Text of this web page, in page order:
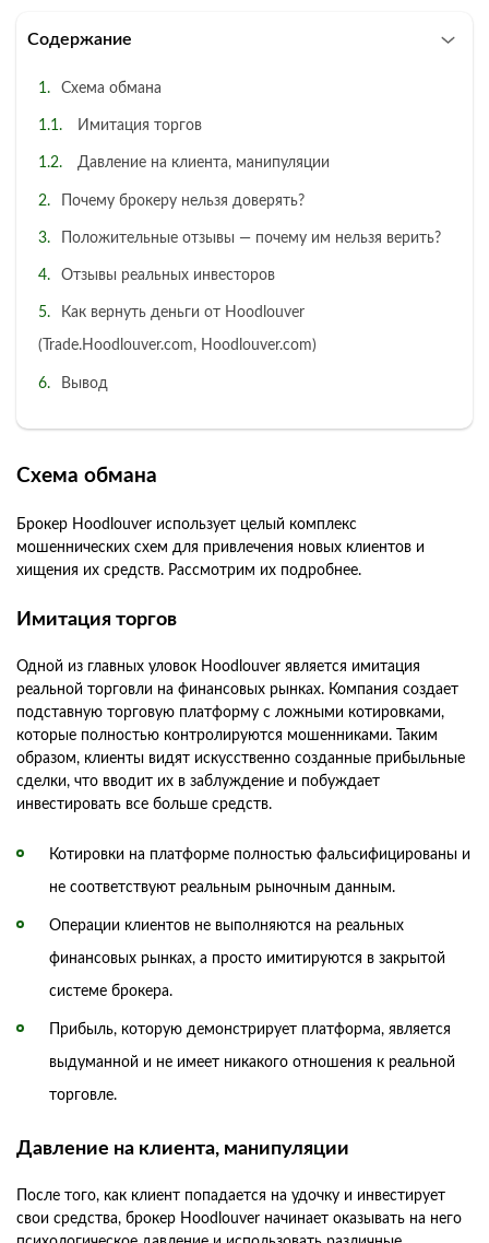
Содержание
Схема обмана
Имитация торгов
Давление на клиента, манипуляции
Почему брокеру нельзя доверять?
Положительные отзывы — почему им нельзя верить?
Отзывы реальных инвесторов
Как вернуть деньги от Hoodlouver
(Trade.Hoodlouver.com, Hoodlouver.com)
Вывод
Схема обмана
Брокер Hoodlouver использует целый комплекс
мошеннических схем для привлечения новых клиентов и
хищения их средств. Рассмотрим их подробнее.
Имитация торгов
Одной из главных уловок Hoodlouver является имитация
реальной торговли на финансовых рынках. Компания создает
подставную торговую платформу с ложными котировками,
которые полностью контролируются мошенниками. Таким
образом, клиенты видят искусственно созданные прибыльные
сделки, что вводит их в заблуждение и побуждает
инвестировать все больше средств.
Котировки на платформе полностью фальсифицированы и
не соответствуют реальным рыночным данным.
Операции клиентов не выполняются на реальных
финансовых рынках, а просто имитируются в закрытой
системе брокера.
Прибыль, которую демонстрирует платформа, является
выдуманной и не имеет никакого отношения к реальной
торговле.
Давление на клиента, манипуляции
После того, как клиент попадается на удочку и инвестирует
свои средства, брокер Hoodlouver начинает оказывать на него